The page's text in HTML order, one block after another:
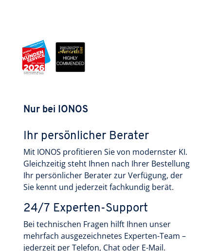
Nur bei IONOS
Ihr persönlicher Berater
Mit IONOS profitieren Sie von modernster KI.
Gleichzeitig steht Ihnen nach Ihrer Bestellung
Ihr persönlicher Berater zur Verfügung, der
Sie kennt und jederzeit fachkundig berät.
24/7 Experten-Support
Bei technischen Fragen hilft Ihnen unser
mehrfach ausgezeichnetes Experten-Team –
jederzeit per Telefon, Chat oder E-Mail.